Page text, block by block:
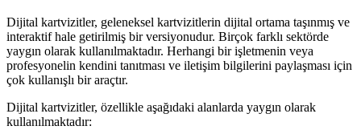
Dijital kartvizitler, geleneksel kartvizitlerin dijital ortama taşınmış ve
interaktif hale getirilmiş bir versiyonudur. Birçok farklı sektörde
yaygın olarak kullanılmaktadır. Herhangi bir işletmenin veya
profesyonelin kendini tanıtması ve iletişim bilgilerini paylaşması için
çok kullanışlı bir araçtır.
Dijital kartvizitler, özellikle aşağıdaki alanlarda yaygın olarak
kullanılmaktadır: